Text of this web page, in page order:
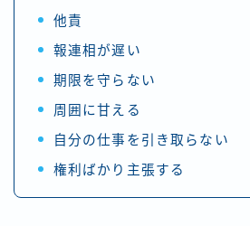
他責
報連相が遅い
期限を守らない
周囲に甘える
自分の仕事を引き取らない
権利ばかり主張する